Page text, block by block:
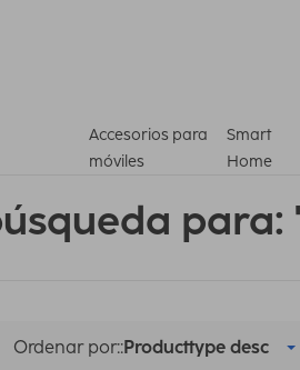
Accesorios para
móviles
Smart
Home
para:
Ordenar por::Producttype desc